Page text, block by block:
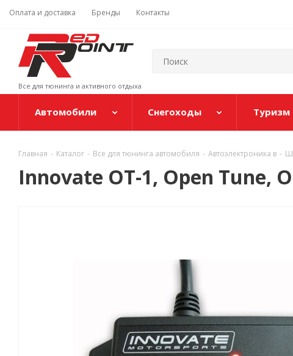
Оплата и доставка Бренды Контакты
Все для тюнинга и активного отдыха
Автомобили Снегоходы
Главная - Каталог - Все для тюнинга автомобиля - Автоэлектроника в -
Innovate OT-1, Open Tune,